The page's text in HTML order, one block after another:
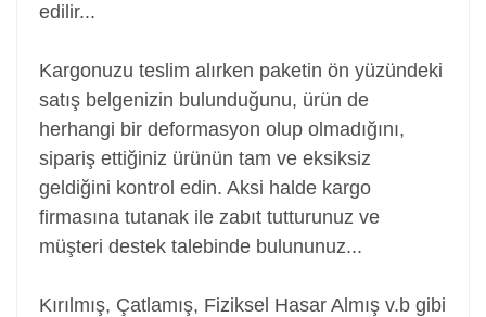
edilir...
Kargonuzu teslim alırken paketin ön yüzündeki
satış belgenizin bulunduğunu, ürün de
herhangi bir deformasyon olup olmadığını,
sipariş ettiğiniz ürünün tam ve eksiksiz
geldiğini kontrol edin. Aksi halde kargo
firmasına tutanak ile zabıt tutturunuz ve
müşteri destek talebinde bulununuz...
Kırılmış, Çatlamış, Fiziksel Hasar Almış v.b gibi